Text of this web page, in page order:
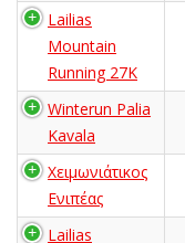
Lailias
Mountain
Running 27K
Winterun Palia
Kavala
Χειμωνιάτικος
Ενιπέας
Lailias